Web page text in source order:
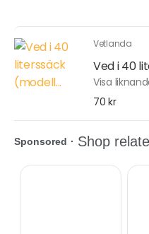
Vetlanda
Ved i 40
Visa
70 kr